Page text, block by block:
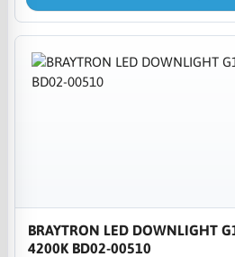
BRAYTRON LED DOWNLIGHT
4200K BD02-00510